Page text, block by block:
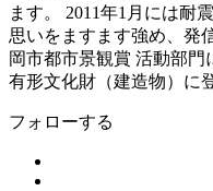
ます。 2011年1月には耐
思いをますます強め、発
岡市都市景観賞 活動部門
有形文化財（建造物）に
フォローする